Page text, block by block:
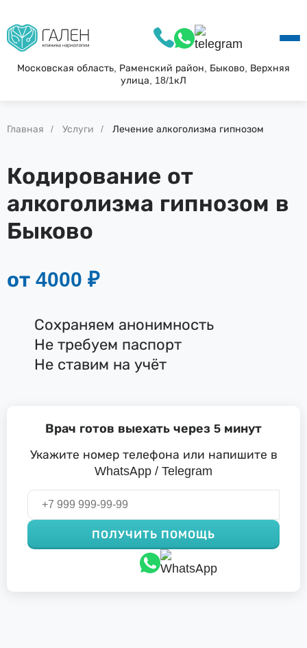
Московская область, Раменский район, Быково, Верхняя
улица, 18/1кЛ
О КЛИНИКЕ
УСЛУГИ
Главная Услуги Лечение алкоголизма гипнозом
Кодирование от
алкоголизма гипнозом в
Быково
от 4000 ₽
Сохраняем анонимность
Не требуем паспорт
Не ставим на учёт
Врач готов выехать через 5 минут
Укажите номер телефона или напишите в
WhatsApp / Telegram
ПОЛУЧИТЬ ПОМОЩЬ